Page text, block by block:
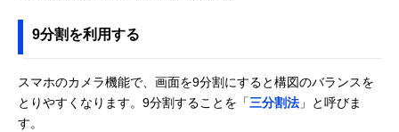
9分割を利用する
スマホのカメラ機能で、画面を9分割にすると構図のバランスを
とりやすくなります。9分割することを「三分割法 」と呼びま
す。